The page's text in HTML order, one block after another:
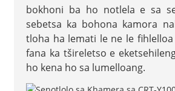
bokhoni ba ho notlela e sa
sebetsa ka bohona kamora
tloha ha lemati le ne le
fana ka tšireletso e
ho kena ho sa lumelloang.